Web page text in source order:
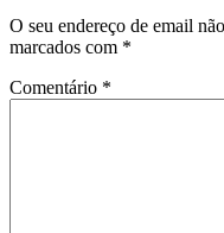
O seu endereço de email
marcados com *
Comentário *